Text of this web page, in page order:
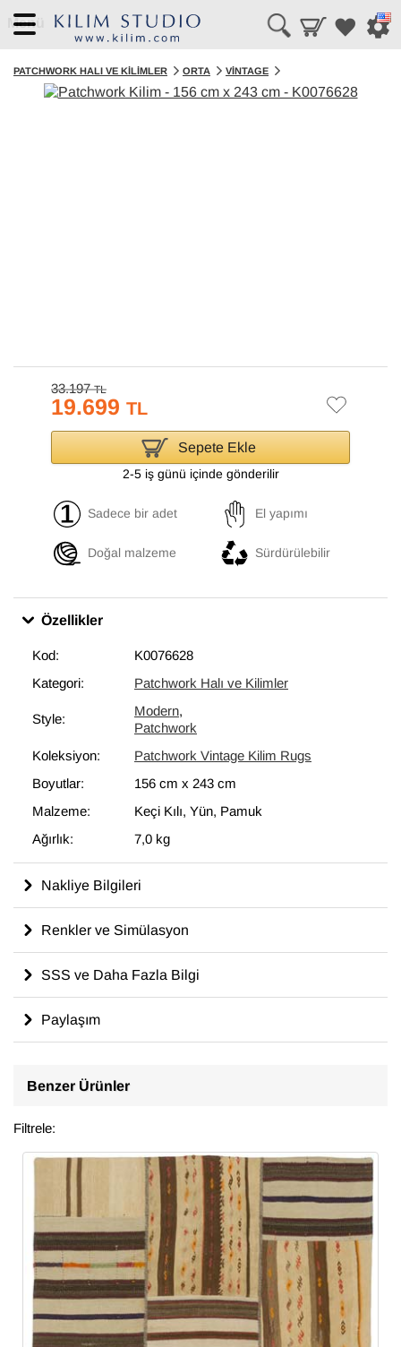
Menü
PATCHWORK HALI VE KILIMLER ORTA VINTAGE
33.197TL
19.699 TL
Sepete Ekle
2-5 iş günü içinde gönderilir
Sadece bir adet El yapımı
Doğal malzeme Sürdürülebilir
Özellikler
Kod:
K0076628
Kategori:
Patchwork Halı ve Kilimler
Style:
Modern,
Patchwork
Koleksiyon:
Patchwork Vintage Kilim Rugs
Boyutlar:
156 cm x 243 cm
Malzeme:
Keçi Kılı, Yün, Pamuk
Ağırlık:
7,0 kg
Nakliye Bilgileri
Renkler ve Simülasyon
SSS ve Daha Fazla Bilgi
Paylaşım
Benzer Ürünler
Filtrele: